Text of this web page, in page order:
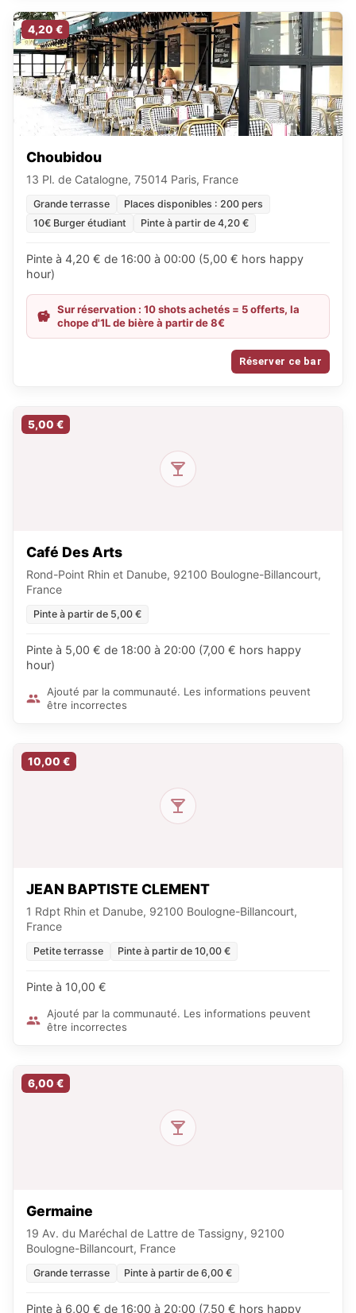
4,20 €
Choubidou
13 Pl. de Catalogne, 75014 Paris, France
Grande terrasse
Places disponibles : 200 pers
10€ Burger étudiant
Pinte à partir de 4,20 €
Pinte à 4,20 € de 16:00 à 00:00 (5,00 € hors happy
hour)
Sur réservation : 10 shots achetés = 5 offerts, la
chope d'1L de bière à partir de 8€
Réserver ce bar
5,00 €
Café Des Arts
Rond-Point Rhin et Danube, 92100 Boulogne-Billancourt,
France
Pinte à partir de 5,00 €
Pinte à 5,00 € de 18:00 à 20:00 (7,00 € hors happy
hour)
Ajouté par la communauté. Les informations peuvent
être incorrectes
10,00 €
JEAN BAPTISTE CLEMENT
1 Rdpt Rhin et Danube, 92100 Boulogne-Billancourt,
France
Petite terrasse Pinte à partir de 10,00 €
Pinte à 10,00 €
Ajouté par la communauté. Les informations peuvent
être incorrectes
6,00 €
Germaine
19 Av. du Maréchal de Lattre de Tassigny, 92100
Boulogne-Billancourt, France
Grande terrasse Pinte à partir de 6,00 €
Pinte à 6,00 € de 16:00 à 20:00 (7,50 € hors happy